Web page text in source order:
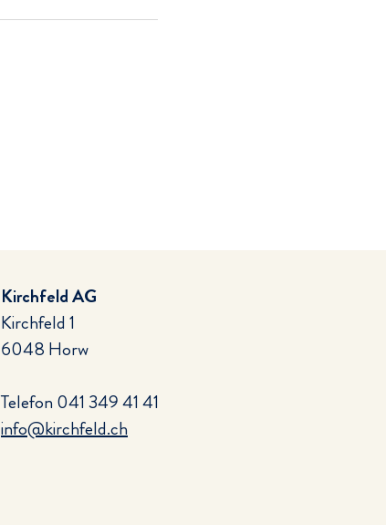
Kirchfeld AG
Kirchfeld 1
6048 Horw
Telefon041 349 41 41
info@kirchfeld.ch